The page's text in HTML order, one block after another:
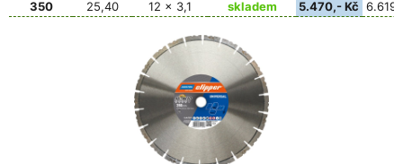
350
25,40 12 x 3,1 skladem 5.470,- Kč